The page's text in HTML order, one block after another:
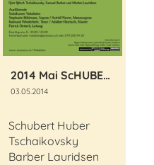
2014 Mai ScHUBERtiade
03.05.2014
Schubert Huber
Tschaikovsky
Barber Lauridsen